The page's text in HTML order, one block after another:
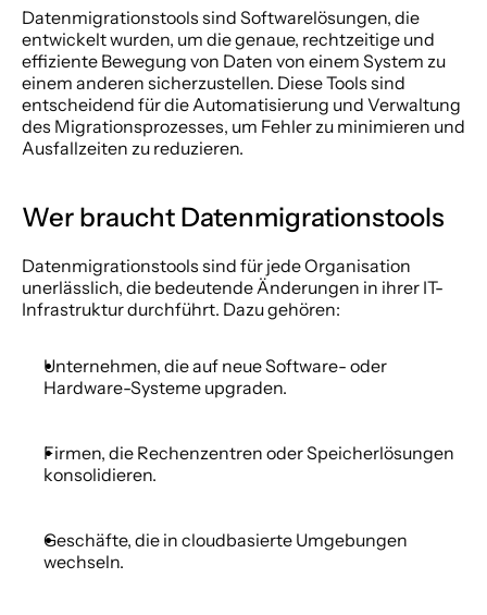
Datenmigrationstools sind Softwarelösungen, die
entwickelt wurden, um die genaue, rechtzeitige und
effiziente Bewegung von Daten von einem System zu
einem anderen sicherzustellen. Diese Tools sind
entscheidend für die Automatisierung und Verwaltung
des Migrationsprozesses, um Fehler zu minimieren und
Ausfallzeiten zu reduzieren.
Wer braucht Datenmigrationstools
Datenmigrationstools sind für jede Organisation
unerlässlich, die bedeutende Änderungen in ihrer IT-
Infrastruktur durchführt. Dazu gehören:
Unternehmen, die auf neue Software- oder
Hardware-Systeme upgraden.
Firmen, die Rechenzentren oder Speicherlösungen
konsolidieren.
Geschäfte, die in cloudbasierte Umgebungen
wechseln.